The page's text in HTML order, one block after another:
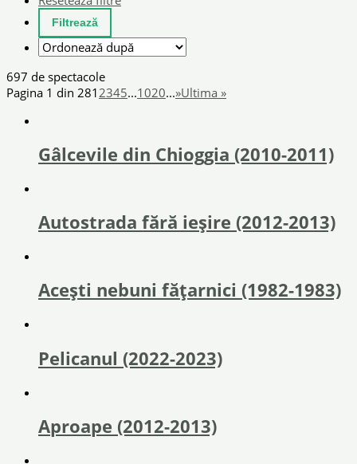
697 de spectacole
Pagina 1 din 281 2345...1020...»Ultima »
Gâlcevile din Chioggia (2010-2011)
Autostrada fără ieşire (2012-2013)
Acești nebuni fățarnici (1982-1983)
Pelicanul (2022-2023)
Aproape (2012-2013)